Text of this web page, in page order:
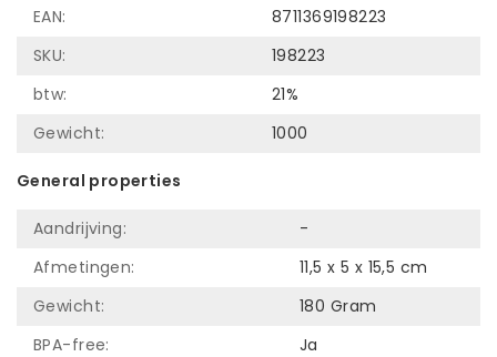
EAN:
8711369198223
SKU:
198223
btw:
21%
Gewicht:
1000
General properties
Aandrijving:
-
Afmetingen:
11,5 x 5 x 15,5 cm
Gewicht:
180 Gram
BPA-free:
Ja